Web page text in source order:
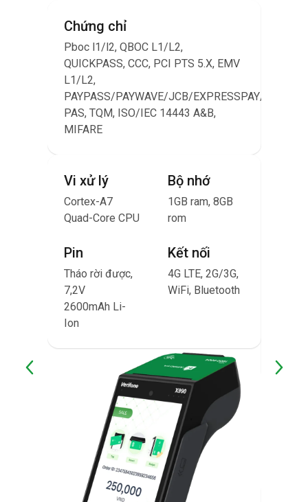
Chứng chỉ
Pboc l1/l2, QBOC L1/L2,
QUICKPASS, CCC, PCI PTS 5.X, EMV
L1/L2,
PAYPASS/PAYWAVE/JCB/EXPRESSPAY/D-
PAS, TQM, ISO/IEC 14443 A&B,
MIFARE
Vi xử lý
Cortex-A7
Quad-Core CPU
Bộ nhớ
1GB ram, 8GB
rom
Pin
Tháo rời được,
7,2V
2600mAh Li-
Ion
Kết nối
4G LTE, 2G/3G,
WiFi, Bluetooth